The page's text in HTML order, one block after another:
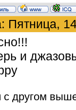
Пятница,
и
с другом